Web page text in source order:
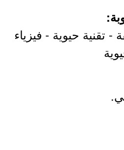
- تقنية حيوية - فيزياء